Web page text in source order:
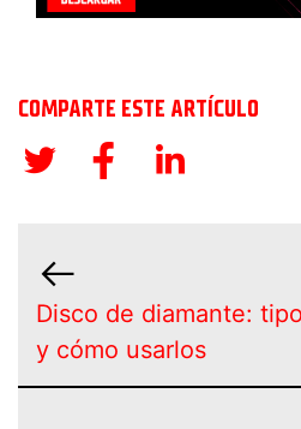
COMPARTE ESTE ARTÍCULO
Disco de diamante:
y cómo usarlos